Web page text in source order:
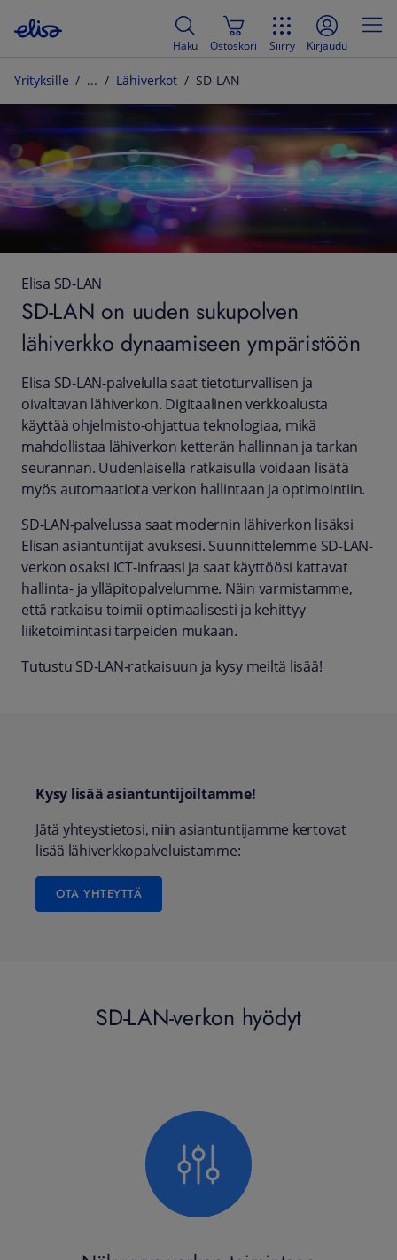
Haku Ostoskori Siirry Kirjaudu
Yrityksille Lähiverkot SD-LAN
Elisa SD-LAN
SD-LAN on uuden sukupolven
lähiverkko dynaamiseen ympäristöön
Elisa SD-LAN-palvelulla saat tietoturvallisen ja
oivaltavan lähiverkon. Digitaalinen verkkoalusta
käyttää ohjelmisto-ohjattua teknologiaa, mikä
mahdollistaa lähiverkon ketterän hallinnan ja tarkan
seurannan. Uudenlaisella ratkaisulla voidaan lisätä
myös automaatiota verkon hallintaan ja optimointiin.
SD-LAN-palvelussa saat modernin lähiverkon lisäksi
Elisan asiantuntijat avuksesi. Suunnittelemme SD-LAN-
verkon osaksi ICT-infraasi ja saat käyttöösi kattavat
hallinta- ja ylläpitopalvelumme. Näin varmistamme,
että ratkaisu toimii optimaalisesti ja kehittyy
liiketoimintasi tarpeiden mukaan.
Tutustu SD-LAN-ratkaisuun ja kysy meiltä lisää!
Kysy lisää asiantuntijoiltamme!
Jätä yhteystietosi, niin asiantuntijamme kertovat
lisää lähiverkkopalveluistamme:
OTA YHTEYTTÄ
SD-LAN-verkon hyödyt